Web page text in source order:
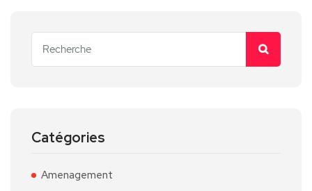
Catégories
Amenagement